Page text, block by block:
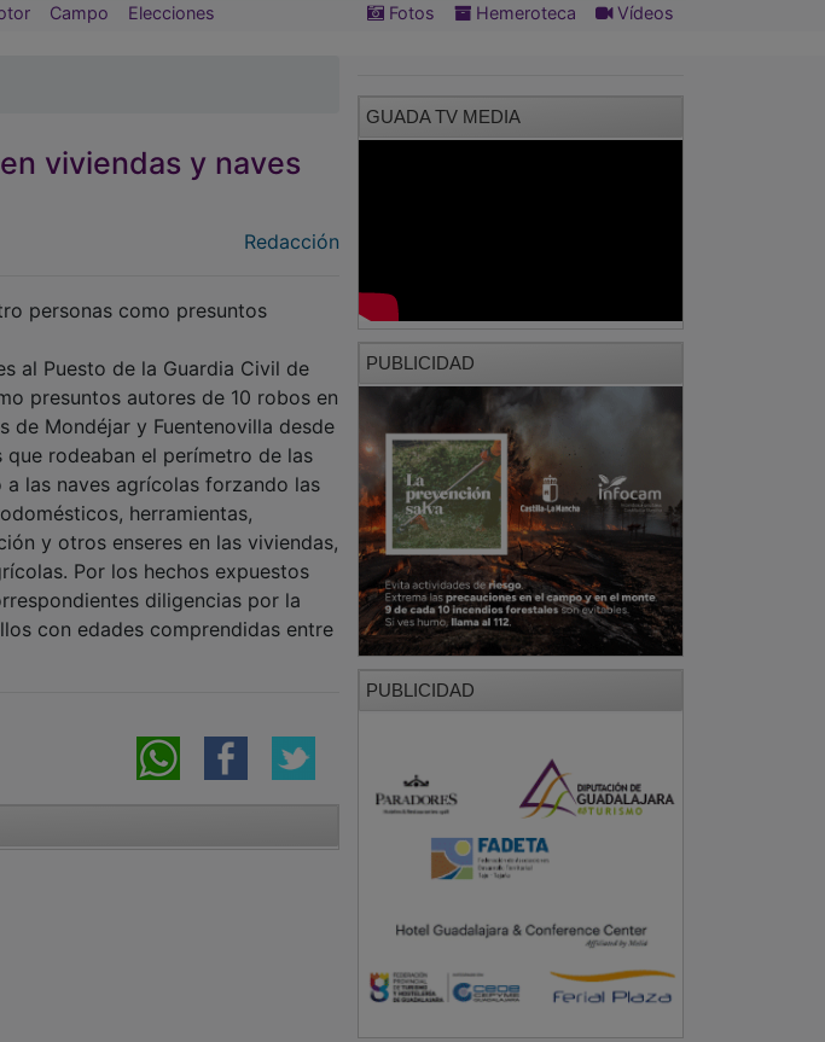
Campo Elecciones Fotos Hemeroteca Vídeos
viviendas y naves
Redacción
personas como presuntos
al Puesto de la Guardia Civil de
presuntos autores de 10 robos en
de Mondéjar y Fuentenovilla desde
rodeaban el perímetro de las
las naves agrícolas forzando las
herramientas,
y otros enseres en las viviendas,
Por los hechos expuestos
diligencias por la
con edades comprendidas entre
GUADA TV MEDIA
PUBLICIDAD
PUBLICIDAD